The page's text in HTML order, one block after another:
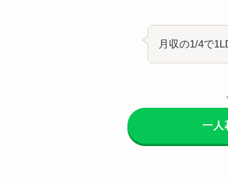
月収の1/4で
一人